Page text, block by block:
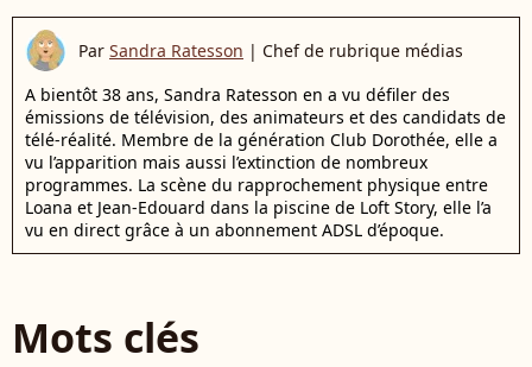
Par Sandra Ratesson | Chef de rubrique médias
A bientôt 38 ans, Sandra Ratesson en a vu défiler des
émissions de télévision, des animateurs et des candidats de
télé-réalité. Membre de la génération Club Dorothée, elle a
vu l’apparition mais aussi l’extinction de nombreux
programmes. La scène du rapprochement physique entre
Loana et Jean-Edouard dans la piscine de Loft Story, elle l’a
vu en direct grâce à un abonnement ADSL d’époque.
Mots clés